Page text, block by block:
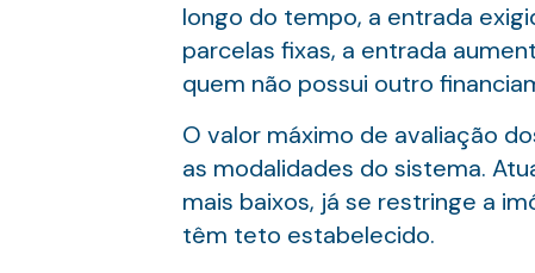
longo do tempo, a entrada
parcelas fixas, a entrada
quem não possui outro
O valor máximo de avaliação
as modalidades do sistema.
mais baixos, já se restringe a
têm teto estabelecido.